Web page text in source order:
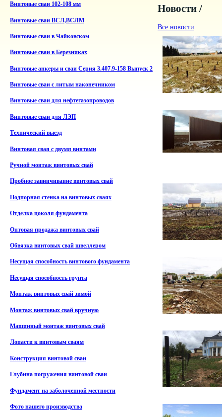
Винтовые сваи 102-108 мм
Винтовые сваи ВСЛ,ВСЛМ
Винтовые сваи в Чайковском
Винтовые сваи в Березниках
Винтовые анкеры и сваи Серия 3.407.9-158 Выпуск 2
Винтовые сваи с литым наконечником
Винтовые сваи для нефтегазопроводов
Винтовые сваи для ЛЭП
Технический выезд
Винтовая свая с двумя винтами
Ручной монтаж винтовых свай
Пробное завинчивание винтовых свай
Подпорная стенка на винтовых сваях
Отделка цоколя фундамента
Оптовая продажа винтовых свай
Обвязка винтовых свай швеллером
Несущая способность винтового фундамента
Несущая способность грунта
Монтаж винтовых свай зимой
Монтаж винтовых свай вручную
Машинный монтаж винтовых свай
Лопасти к винтовым сваям
Конструкция винтовой сваи
Глубина погружения винтовой сваи
Фундамент на заболоченной местности
Фото нашего производства
Новости /
Все новости